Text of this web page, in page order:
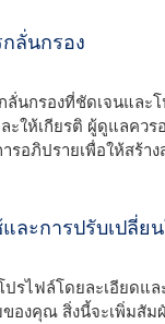
ลั่นกรอง
นกรองที่ชัดเจนและโ
ะให้เกียรติ ผู้ดูแลคว
รอภิปรายเพื่อให้สร้า
ละการปรับเปลี่
ปรไฟล์โดยละเอียดแ
องคุณ สิ่งนี้จะเพิ่มสัม